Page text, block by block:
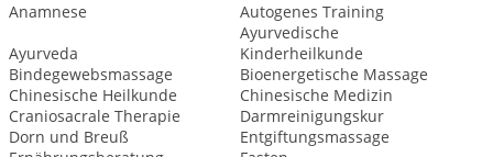
Anamnese
Autogenes Training
Ayurveda
Ayurvedische
Kinderheilkunde
Bindegewebsmassage
Bioenergetische Massage
Chinesische Heilkunde
Chinesische Medizin
Craniosacrale Therapie
Darmreinigungskur
Dorn und Breuß
Entgiftungsmassage